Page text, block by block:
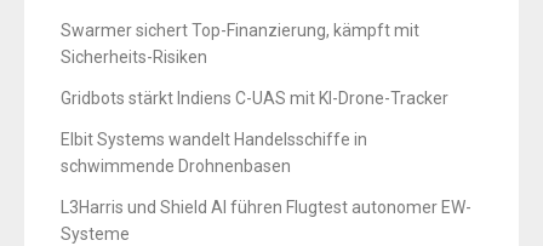
Swarmer sichert Top-Finanzierung, kämpft mit
Sicherheits-Risiken
Gridbots stärkt Indiens C-UAS mit KI-Drone-Tracker
Elbit Systems wandelt Handelsschiffe in
schwimmende Drohnenbasen
L3Harris und Shield AI führen Flugtest autonomer EW-
Systeme